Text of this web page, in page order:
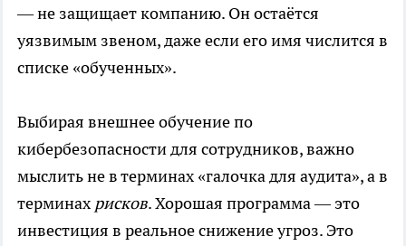
— не защищает компанию. Он остаётся
уязвимым звеном, даже если его имя числится в
списке «обученных».
Выбирая внешнее обучение по
кибербезопасности для сотрудников, важно
мыслить не в терминах «галочка для аудита», а в
терминах рисков. Хорошая программа — это
инвестиция в реальное снижение угроз. Это